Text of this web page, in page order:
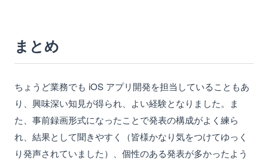
まとめ
ちょうど業務でも iOS アプリ開発を担当していることもあ
り、興味深い知見が得られ、よい経験となりました。ま
た、事前録画形式になったことで発表の構成がよく練ら
れ、結果として聞きやすく（皆様かなり気をつけてゆっく
り発声されていました）、個性のある発表が多かったよう